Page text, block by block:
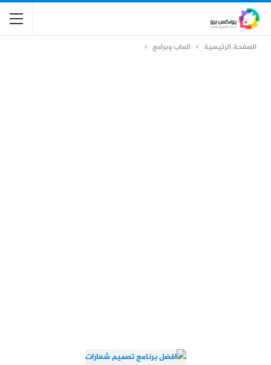
الصفحة الرئيسية العاب وبرامج